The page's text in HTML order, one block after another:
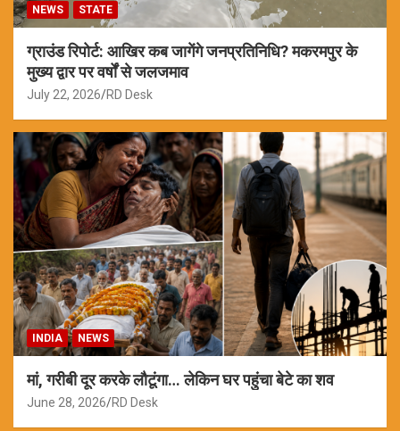
NEWS STATE
ग्राउंड रिपोर्ट: आखिर कब जागेंगे जनप्रतिनिधि? मकरमपुर के
मुख्य द्वार पर वर्षों से जलजमाव
July 22, 2026 RD Desk
INDIA NEWS
मां, गरीबी दूर करके लौटूंगा… लेकिन घर पहुंचा बेटे का शव
June 28, 2026 RD Desk